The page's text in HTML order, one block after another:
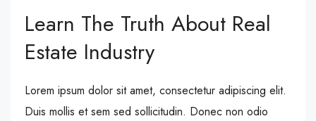
Learn The Truth About Real
Estate Industry
Lorem ipsum dolor sit amet, consectetur adipiscing elit.
Duis mollis et sem sed sollicitudin. Donec non odio